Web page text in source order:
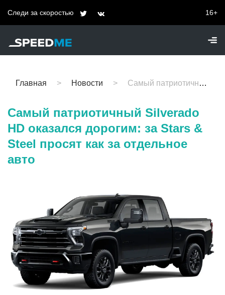
Следи за скоростью 16+
Главная Новости Самый патриотичный Silverado HD оказался дорогим: за Stars & Steel просят как за отдельное авто
Самый патриотичный Silverado
HD оказался дорогим: за Stars &
Steel просят как за отдельное
авто